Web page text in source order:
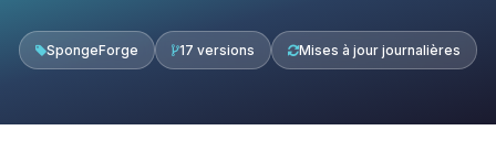
SpongeForge 17 versions Mises à jour journalières